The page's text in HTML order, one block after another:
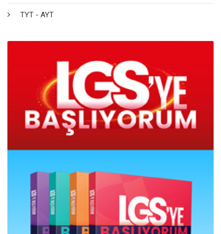
TYT - AYT